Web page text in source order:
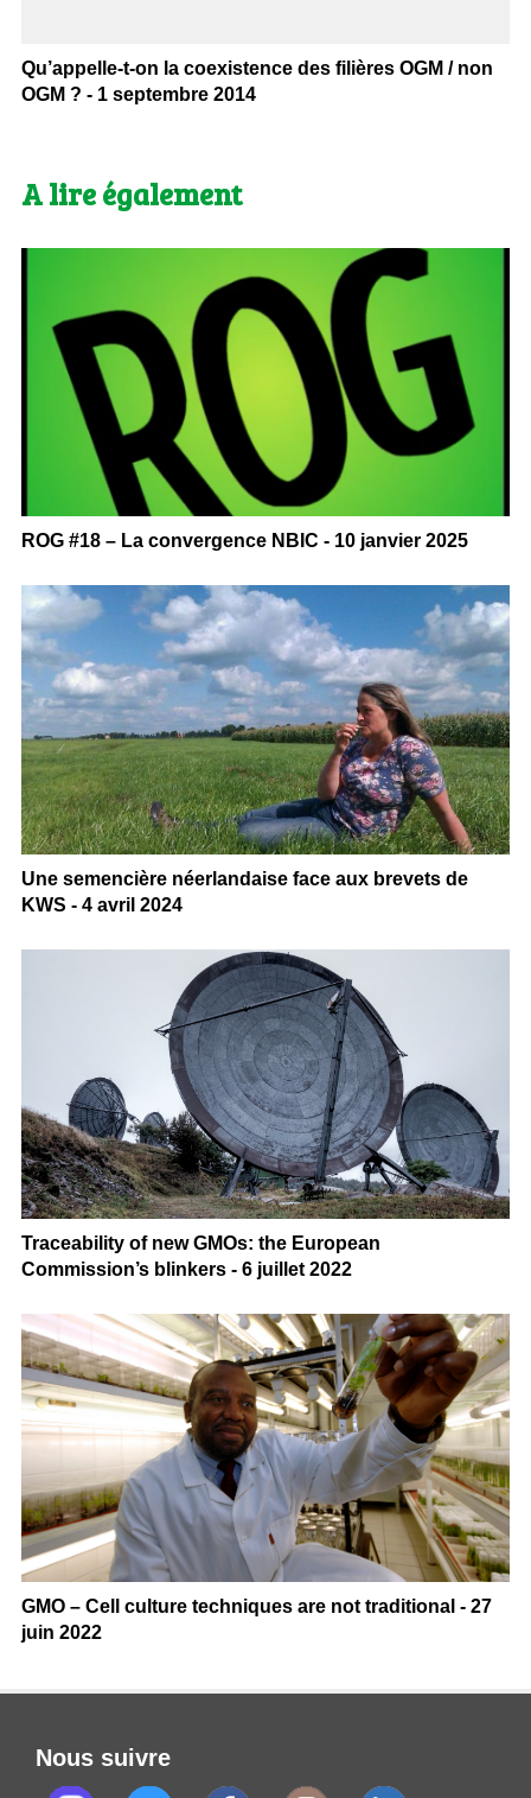
Qu’appelle-t-on la coexistence des filières OGM / non
OGM ? - 1 septembre 2014
A lire également
ROG #18 – La convergence NBIC - 10 janvier 2025
Une semencière néerlandaise face aux brevets de
KWS - 4 avril 2024
Traceability of new GMOs: the European
Commission’s blinkers - 6 juillet 2022
GMO – Cell culture techniques are not traditional - 27
juin 2022
Nous suivre